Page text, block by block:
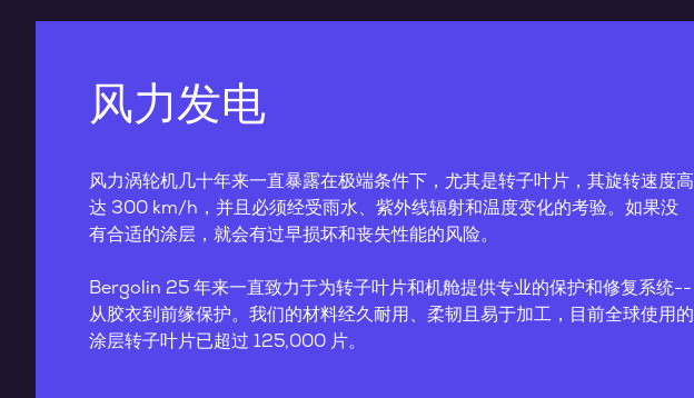
风力发电
风力涡轮机几十年来一直暴露在极端条件下，尤其是转子叶片，其旋转速度高
达 300 km/h，并且必须经受雨水、紫外线辐射和温度变化的考验。如果没
有合适的涂层，就会有过早损坏和丧失性能的风险。
Bergolin 25 年来一直致力于为转子叶片和机舱提供专业的保护和修复系统--
从胶衣到前缘保护。我们的材料经久耐用、柔韧且易于加工，目前全球使用的
涂层转子叶片已超过 125,000 片。